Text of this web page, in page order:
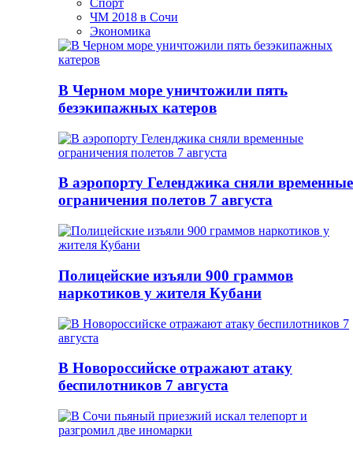
Спорт
ЧМ 2018 в Сочи
Экономика
В Черном море уничтожили пять
безэкипажных катеров
В аэропорту Геленджика сняли временные
ограничения полетов 7 августа
Полицейские изъяли 900 граммов
наркотиков у жителя Кубани
В Новороссийске отражают атаку
беспилотников 7 августа